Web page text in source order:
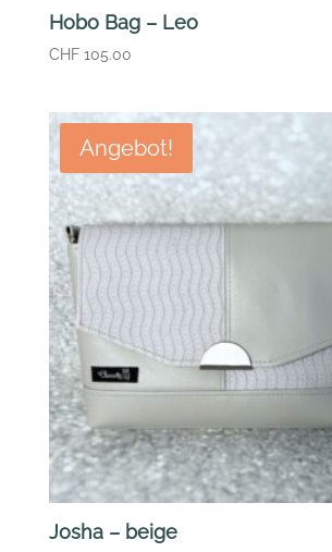
Hobo Bag – Leo
CHF105.00
Angebot!
Josha – beige